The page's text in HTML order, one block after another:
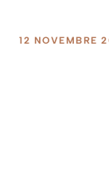
12 NOVEMBRE